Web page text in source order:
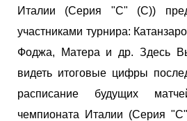
Италии (Серия "С" (С))
участниками турнира:
Фоджа, Матера и др. Здесь
видеть итоговые цифры
расписание будущих
чемпионата Италии (Серия